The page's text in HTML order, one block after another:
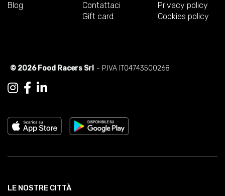
Blog
Contattaci
Gift card
Privacy policy
Cookies policy
© 2026 Food Racers Srl - P.IVA IT04743500268
LE NOSTRE CITTÀ